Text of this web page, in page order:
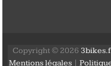
Copyright © 2026
Mentions légales |